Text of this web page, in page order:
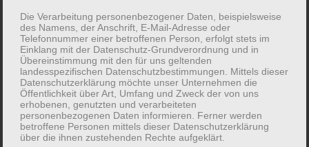
post because it will stay in one place and will show
up in your site navigation (in most themes). Most
people start with an About page that introduces
them to potential site visitors. It might say
something like this:
Hi there! I’m a bike messenger by day,
Die Verarbeitung personenbezogener Daten, beispielsweise
des Namens, der Anschrift, E-Mail-Adresse oder
Telefonnummer einer betroffenen Person, erfolgt stets im
Einklang mit der Datenschutz-Grundverordnung und in
Übereinstimmung mit den für uns geltenden
landesspezifischen Datenschutzbestimmungen. Mittels dieser
Datenschutzerklärung möchte unser Unternehmen die
Öffentlichkeit über Art, Umfang und Zweck der von uns
erhobenen, genutzten und verarbeiteten
personenbezogenen Daten informieren. Ferner werden
betroffene Personen mittels dieser Datenschutzerklärung
über die ihnen zustehenden Rechte aufgeklärt.